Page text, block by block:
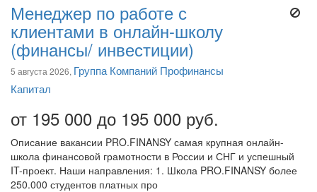
Менеджер по работе с
клиентами в онлайн-школу
(финансы/ инвестиции)
5 августа 2026, Группа Компаний Профинансы
Капитал
от 195 000 до 195 000 руб.
Описание вакансии PRO.FINANSY самая крупная онлайн-
школа финансовой грамотности в России и СНГ и успешный
IT-проект. Наши направления: 1. Школа PRO.FINANSY более
250.000 студентов платных про